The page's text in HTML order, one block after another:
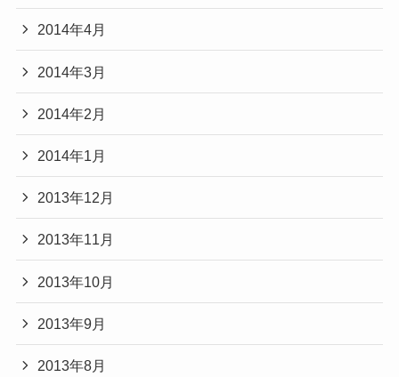
2014年4月
2014年3月
2014年2月
2014年1月
2013年12月
2013年11月
2013年10月
2013年9月
2013年8月